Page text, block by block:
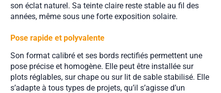
son éclat naturel. Sa teinte claire reste stable au fil des
années, même sous une forte exposition solaire.
Pose rapide et polyvalente
Son format calibré et ses bords rectifiés permettent une
pose précise et homogène. Elle peut être installée sur
plots réglables, sur chape ou sur lit de sable stabilisé. Elle
s’adapte à tous types de projets, qu’il s’agisse d’un